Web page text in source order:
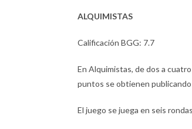
ALQUIMISTAS
Calificación BGG: 7.7
En Alquimistas, de dos a
puntos se obtienen
El juego se juega en seis